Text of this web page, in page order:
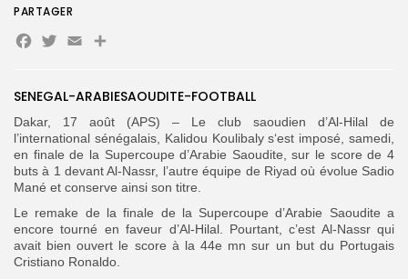
for:
FR
SENEGAL-ARABIESAOUDITE-FOOTBALL
Dakar, 17 août (APS) – Le club saoudien d’Al-Hilal de
l’international sénégalais, Kalidou Koulibaly s‘est imposé, samedi,
en finale de la Supercoupe d’Arabie Saoudite, sur le score de 4
buts à 1 devant Al-Nassr, l’autre équipe de Riyad où évolue Sadio
Mané et conserve ainsi son titre.
Le remake de la finale de la Supercoupe d’Arabie Saoudite a
encore tourné en faveur d’Al-Hilal. Pourtant, c’est Al-Nassr qui
avait bien ouvert le score à la 44e mn sur un but du Portugais
Cristiano Ronaldo.
PARTAGER
Facebook
Twitter
EmailPartager